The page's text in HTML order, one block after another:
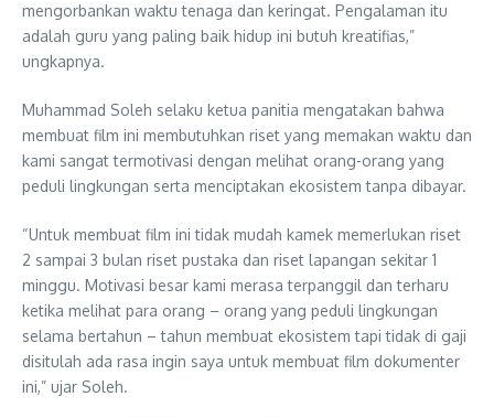
mengorbankan waktu tenaga dan keringat. Pengalaman itu
adalah guru yang paling baik hidup ini butuh kreatifias,”
ungkapnya.
Muhammad Soleh selaku ketua panitia mengatakan bahwa
membuat film ini membutuhkan riset yang memakan waktu dan
kami sangat termotivasi dengan melihat orang-orang yang
peduli lingkungan serta menciptakan ekosistem tanpa dibayar.
“Untuk membuat film ini tidak mudah kamek memerlukan riset
2 sampai 3 bulan riset pustaka dan riset lapangan sekitar 1
minggu. Motivasi besar kami merasa terpanggil dan terharu
ketika melihat para orang – orang yang peduli lingkungan
selama bertahun – tahun membuat ekosistem tapi tidak di gaji
disitulah ada rasa ingin saya untuk membuat film dokumenter
ini,” ujar Soleh.